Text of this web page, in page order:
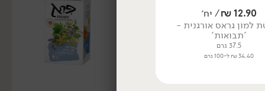
12.90
₪/ יח׳
למון גראס אורגנית -
'תבואות'
37.5 גרם
34.40 ₪ ל-100 גרם
12.90
₪
צ'אי מסאלה תה שחור אורגני
בתוספת תבלינים - 'תבואות'
37.5 גרם